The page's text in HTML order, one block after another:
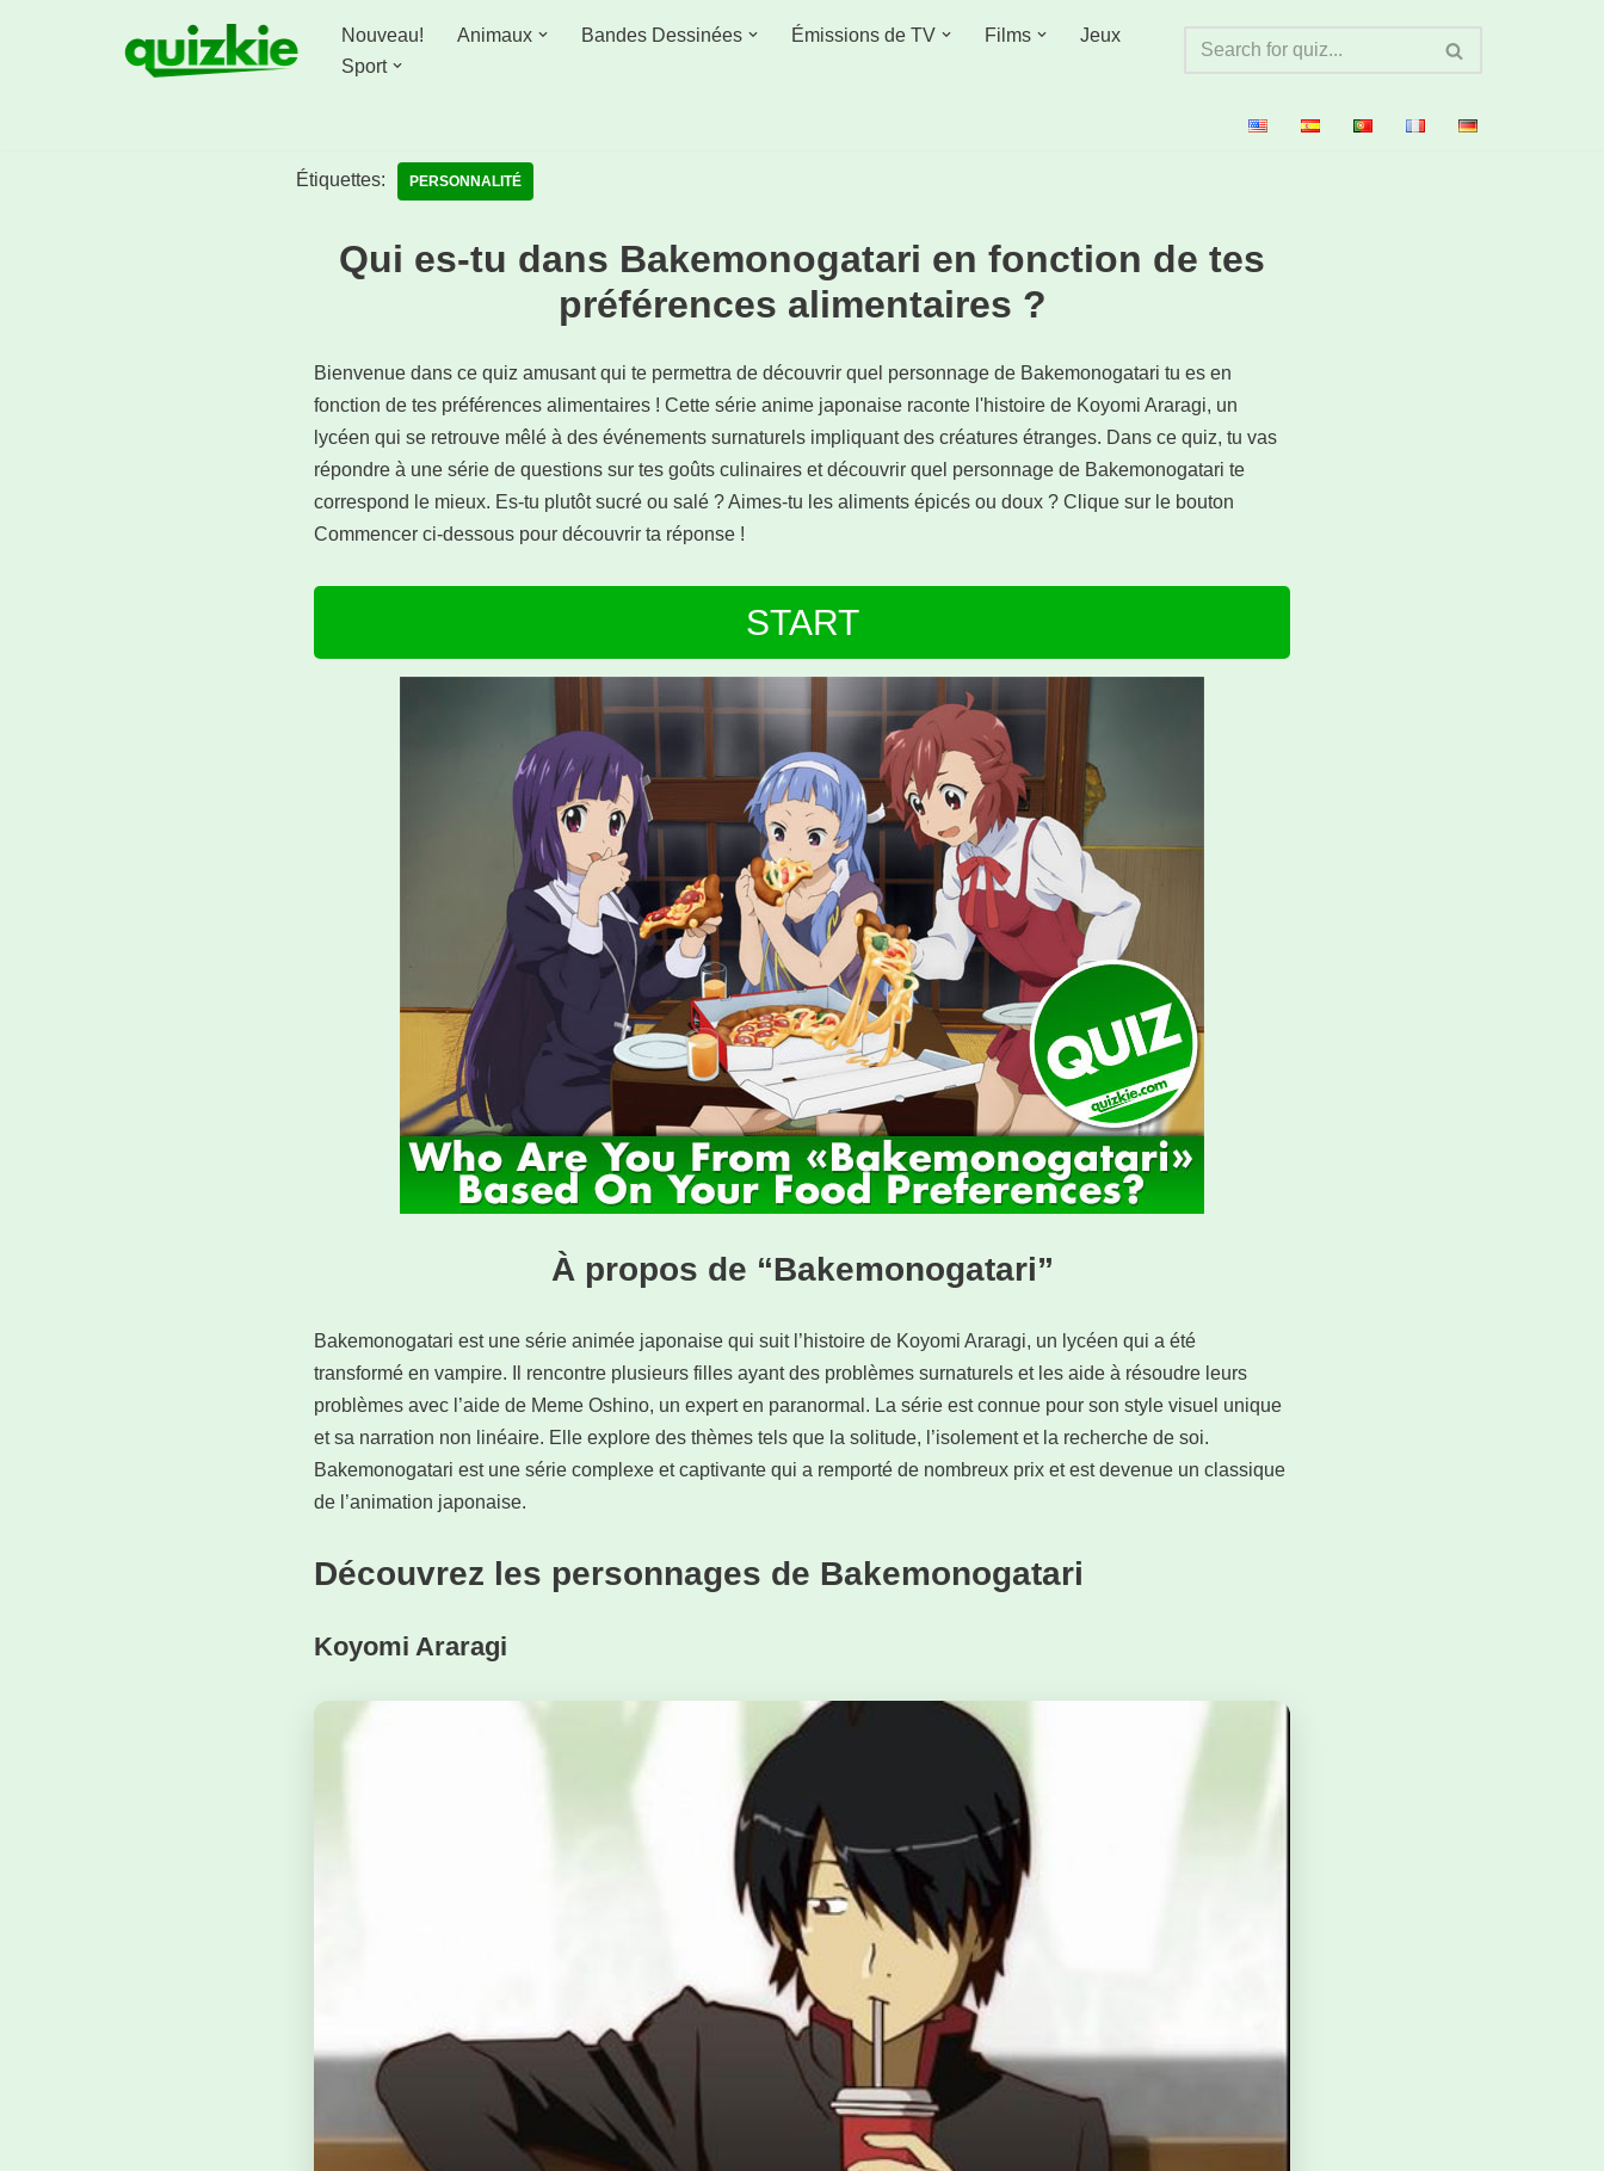
Nouveau! Animaux Bandes Dessinées Émissions de TV Films
Jeux
Sport
Étiquettes: PERSONNALITÉ
Qui es-tu dans Bakemonogatari en fonction de tes
préférences alimentaires ?
Bienvenue dans ce quiz amusant qui te permettra de découvrir quel personnage de Bakemonogatari tu es en
fonction de tes préférences alimentaires ! Cette série anime japonaise raconte l'histoire de Koyomi Araragi, un
lycéen qui se retrouve mêlé à des événements surnaturels impliquant des créatures étranges. Dans ce quiz, tu vas
répondre à une série de questions sur tes goûts culinaires et découvrir quel personnage de Bakemonogatari te
correspond le mieux. Es-tu plutôt sucré ou salé ? Aimes-tu les aliments épicés ou doux ? Clique sur le bouton
Commencer ci-dessous pour découvrir ta réponse !
START
À propos de “Bakemonogatari”
Bakemonogatari est une série animée japonaise qui suit l’histoire de Koyomi Araragi, un lycéen qui a été
transformé en vampire. Il rencontre plusieurs filles ayant des problèmes surnaturels et les aide à résoudre leurs
problèmes avec l’aide de Meme Oshino, un expert en paranormal. La série est connue pour son style visuel unique
et sa narration non linéaire. Elle explore des thèmes tels que la solitude, l’isolement et la recherche de soi.
Bakemonogatari est une série complexe et captivante qui a remporté de nombreux prix et est devenue un classique
de l’animation japonaise.
Découvrez les personnages de Bakemonogatari
Koyomi Araragi